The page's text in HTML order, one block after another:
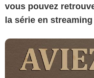
vous pouvez
la série en